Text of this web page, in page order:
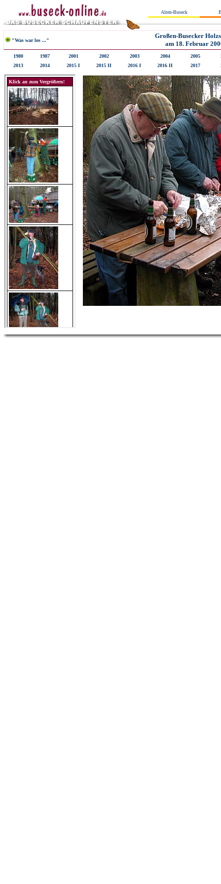
Alten-Buseck
"Was war los ..."
Großen-Busecker
am 18. Februar
1980 1987 2001 2002 2003 2004 2005
2013
2014 2015 I 2015 II 2016 I 2016 II 2017